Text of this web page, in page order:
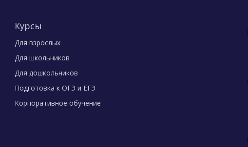
Курсы
Для взрослых
Для школьников
Для дошкольников
Подготовка к ОГЭ и ЕГЭ
Корпоративное обучение